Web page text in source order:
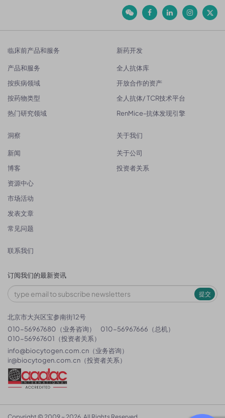
临床前产品和服务
产品和服务
按疾病领域
按药物类型
热门研究领域
新药开发
全人抗体库
开放合作的资产
全人抗体/ TCR技术平台
RenMice-抗体发现引擎
洞察
新闻
博客
资源中心
市场活动
发表文章
常见问题
关于我们
关于公司
投资者关系
联系我们
订阅我们的最新资讯
提交
北京市大兴区宝参南街12号
010-56967680（业务咨询）
010-56967666（总机）
010-56967601（投资者关系）
info@biocytogen.com.cn （业务咨询）
ir@biocytogen.com.cn （投资者关系）